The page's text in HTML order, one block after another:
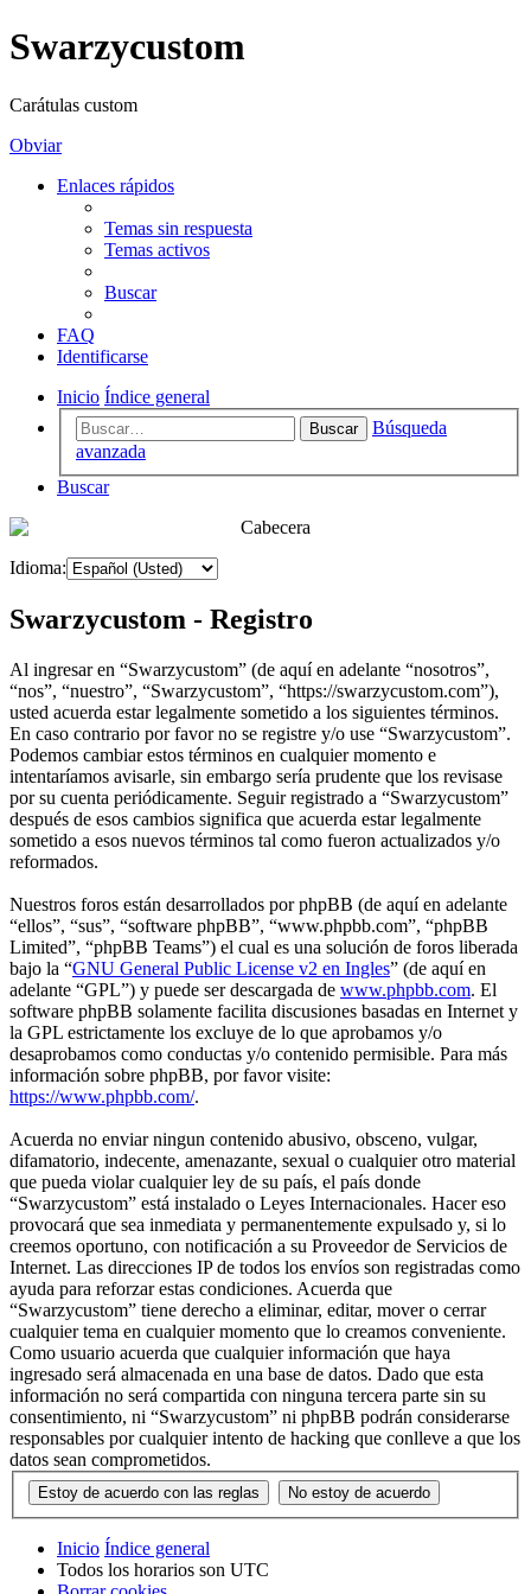
Swarzycustom
Carátulas custom
Obviar
Enlaces rápidos
Temas sin respuesta
Temas activos
Buscar
FAQ
Identificarse
Inicio Índice general
Buscar
Búsqueda
avanzada
Buscar
Idioma:
Swarzycustom - Registro
Al ingresar en “Swarzycustom” (de aquí en adelante “nosotros”,
“nos”, “nuestro”, “Swarzycustom”, “https://swarzycustom.com”),
usted acuerda estar legalmente sometido a los siguientes términos.
En caso contrario por favor no se registre y/o use “Swarzycustom”.
Podemos cambiar estos términos en cualquier momento e
intentaríamos avisarle, sin embargo sería prudente que los revisase
por su cuenta periódicamente. Seguir registrado a “Swarzycustom”
después de esos cambios significa que acuerda estar legalmente
sometido a esos nuevos términos tal como fueron actualizados y/o
reformados.
Nuestros foros están desarrollados por phpBB (de aquí en adelante
“ellos”, “sus”, “software phpBB”, “www.phpbb.com”, “phpBB
Limited”, “phpBB Teams”) el cual es una solución de foros liberada
bajo la “GNU General Public License v2 en Ingles” (de aquí en
adelante “GPL”) y puede ser descargada de www.phpbb.com. El
software phpBB solamente facilita discusiones basadas en Internet y
la GPL estrictamente los excluye de lo que aprobamos y/o
desaprobamos como conductas y/o contenido permisible. Para más
información sobre phpBB, por favor visite:
https://www.phpbb.com/.
Acuerda no enviar ningun contenido abusivo, obsceno, vulgar,
difamatorio, indecente, amenazante, sexual o cualquier otro material
que pueda violar cualquier ley de su país, el país donde
“Swarzycustom” está instalado o Leyes Internacionales. Hacer eso
provocará que sea inmediata y permanentemente expulsado y, si lo
creemos oportuno, con notificación a su Proveedor de Servicios de
Internet. Las direcciones IP de todos los envíos son registradas como
ayuda para reforzar estas condiciones. Acuerda que
“Swarzycustom” tiene derecho a eliminar, editar, mover o cerrar
cualquier tema en cualquier momento que lo creamos conveniente.
Como usuario acuerda que cualquier información que haya
ingresado será almacenada en una base de datos. Dado que esta
información no será compartida con ninguna tercera parte sin su
consentimiento, ni “Swarzycustom” ni phpBB podrán considerarse
responsables por cualquier intento de hacking que conlleve a que los
datos sean comprometidos.
Inicio Índice general
Todos los horarios son UTC